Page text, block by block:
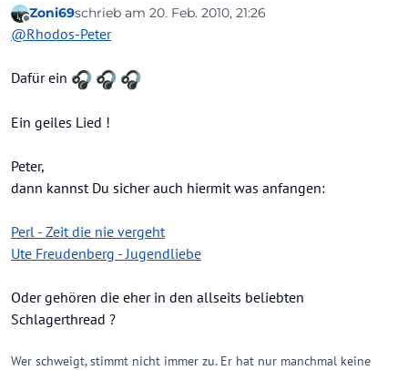
Offline
Zoni69schrieb am 20. Feb. 2010, 21:26
zuletzt editiert von
@Rhodos-Peter
Dafür ein
Ein geiles Lied !
Peter,
dann kannst Du sicher auch hiermit was anfangen:
Perl - Zeit die nie vergeht
Ute Freudenberg - Jugendliebe
Oder gehören die eher in den allseits beliebten
Schlagerthread ?
Wer schweigt, stimmt nicht immer zu. Er hat nur manchmal keine